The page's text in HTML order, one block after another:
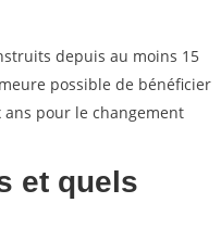
depuis au moins 15
possible de bénéficier
pour le changement
et quels